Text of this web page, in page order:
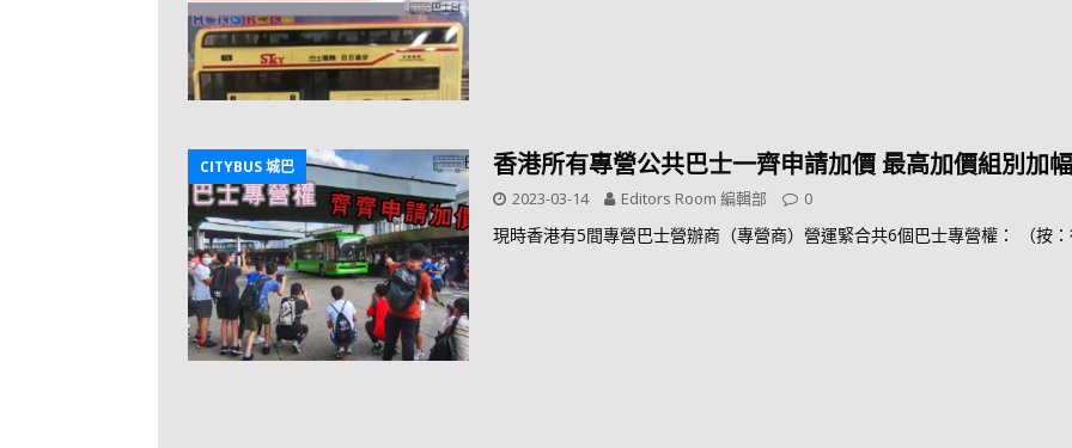
CITYBUS 城巴 香港所有專營公共巴士一齊申請加價 最高加價組別加
2023-03-14 Editors Room 編輯部 0
現時香港有5間專營巴士營辦商（專營商）營運緊合共6個巴士專營權： （按